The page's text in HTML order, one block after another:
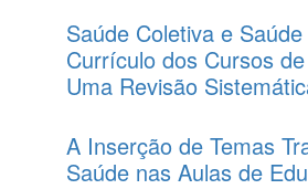
Saúde Coletiva e
Currículo dos Cursos
Uma Revisão
A Inserção de Temas
Saúde nas Aulas de